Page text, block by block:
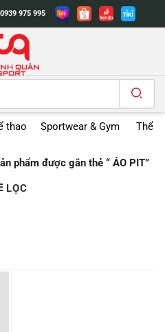
0939 975 995
thao Sportwear & Gym Thể
phẩm được gắn thẻ “ ÁO PIT”
LỌC